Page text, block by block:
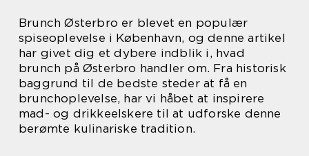
Brunch Østerbro er blevet en populær
spiseoplevelse i København, og denne artikel
har givet dig et dybere indblik i, hvad
brunch på Østerbro handler om. Fra historisk
baggrund til de bedste steder at få en
brunchoplevelse, har vi håbet at inspirere
mad- og drikkeelskere til at udforske denne
berømte kulinariske tradition.